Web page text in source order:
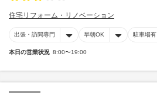
住宅リフォーム・リノベーション
出張・訪問専門 早朝OK 駐車場有
本日の営業状況 8:00〜19:00